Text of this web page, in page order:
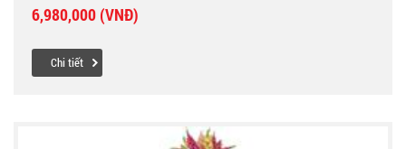
6,980,000 (VNĐ)
Chi tiết